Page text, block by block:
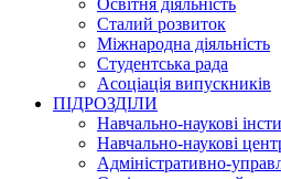
Сталий розвиток
Міжнародна діяльність
Студентська рада
Асоціація випускників
ПІДРОЗДІЛИ
Навчально-наукові
Навчально-наукові
Адміністративно-